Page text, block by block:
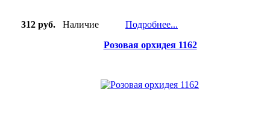
312 руб. Наличие
Подробнее...
Розовая орхидея 1162